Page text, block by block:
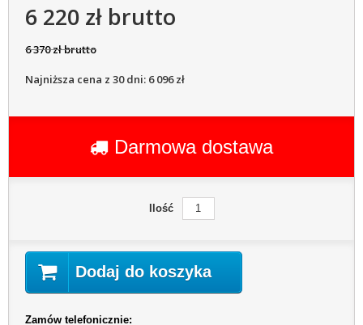
6 220 zł brutto
6 370 zł brutto
Najniższa cena z 30 dni: 6 096 zł
Darmowa dostawa
Ilość
Dodaj do koszyka
Zamów telefonicznie: